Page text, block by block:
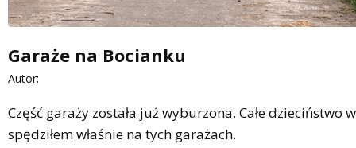
Garaże na Bocianku
Autor:
Część garaży została już wyburzona. Całe dzieciństwo
spędziłem właśnie na tych garażach.